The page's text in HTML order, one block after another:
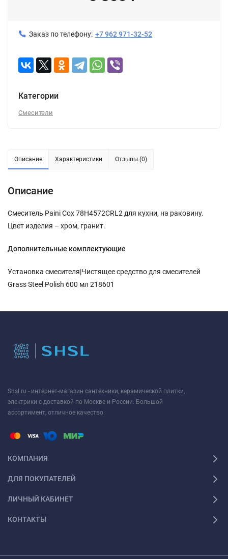
Заказ по телефону: +7 962 971-32-52
Категории
Смесители
Описание Характеристики Отзывы (0)
Описание
Смеситель Paini Cox 78H4572CRL2 для кухни, на раковину.
Цвет изделия – хром, гранит.
Дополнительные комплектующие
Установка смесителя|Чистящее средство для смесителей
Grass Steel Polish 600 мл 218601
Shsl.ru - интернет-магазин сантехники, керамической плитки,
электрики с доставкой по Москве и России. Большой
ассортимент, отличное качество.
КОМПАНИЯ
ДЛЯ ПОКУПАТЕЛЕЙ
ЛИЧНЫЙ КАБИНЕТ
КОНТАКТЫ